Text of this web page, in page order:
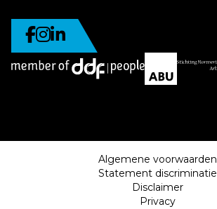
Algemene voorwaarden
Statement discriminatie
Disclaimer
Privacy